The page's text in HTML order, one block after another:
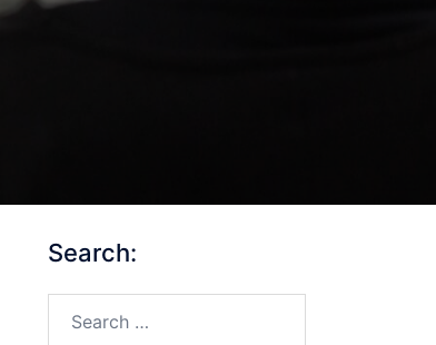
Search: